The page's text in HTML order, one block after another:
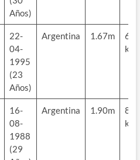
Años)
22-
04-
1995
(23
Años)
Argentina 1.67m
63
kg
16-
08-
1988
(29
Argentina 1.90m
82
kg